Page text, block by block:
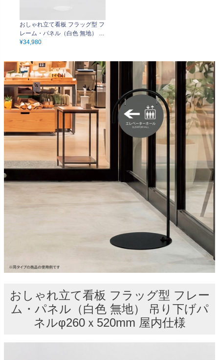
おしゃれ立て看板 フラッグ型 フ
レーム・パネル（白色 無地） 吊
り下げパネルφ260ｘ520mm 屋
¥34,980
おしゃれ立て看板 フラッグ型 フレー
ム・パネル（白色 無地） 吊り下げパ
ネルφ260ｘ520mm 屋内仕様